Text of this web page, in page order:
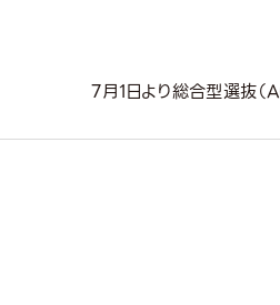
7月1日より総合型選抜（